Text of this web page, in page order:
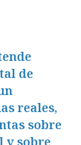
de
reales,
sobre
y sobre